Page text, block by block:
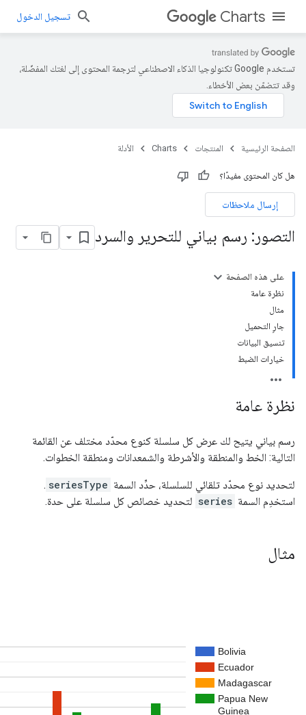
Charts تسجيل الدخول
تستخدم Google تكنولوجيا الذكاء الاصطناعي لترجمة المحتوى إلى لغتك المفضّلة،
وقد تتضمّن بعض الأخطاء.
الصفحة الرئيسية المنتجات Charts الأدلة
هل كان المحتوى مفيدًا؟
إرسال ملاحظات
التصور: رسم بياني للتحرير والسرد
على هذه الصفحة
نظرة عامة
مثال
جارٍ التحميل
تنسيق البيانات
خيارات الضبط
نظرة عامة
رسم بياني يتيح لك عرض كل سلسلة كنوع محدّد مختلف عن القائمة
التالية: الخط والمنطقة والأشرطة والشمعدانات ومنطقة الخطوات.
لتحديد نوع محدّد تلقائي للسلسلة، حدِّد السمة seriesType
.
استخدِم السمة series لتحديد خصائص كل سلسلة على حدة.
مثال